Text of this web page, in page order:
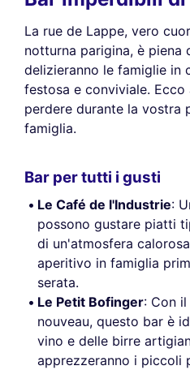
La rue de Lappe, vero
notturna parigina, è piena
delizieranno le famiglie in
festosa e conviviale.
perdere durante la vostra
famiglia.
Bar per tutti i gusti
Le Café de l'Industrie:
possono gustare piatti
di un'atmosfera
aperitivo in famiglia
serata.
Le Petit Bofinger: Con
nouveau, questo bar è
vino e delle birre
apprezzeranno i piccoli